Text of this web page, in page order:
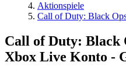
Aktionspiele
Call of Duty: Black
Call of Duty: Black
Xbox Live Konto -